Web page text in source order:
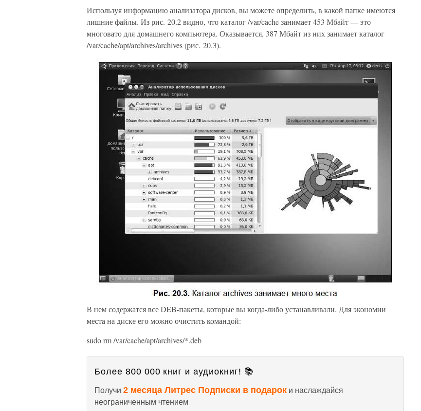
Используя информацию анализатора дисков, вы можете определить, в какой папке имеются
лишние файлы. Из рис. 20.2 видно, что каталог /var/cache занимает 453 Мбайт — это
многовато для домашнего компьютера. Оказывается, 387 Мбайт из них занимает каталог
/var/cache/apt/archives/archives (рис. 20.3).
В нем содержатся все DEB-пакеты, которые вы когда-либо устанавливали. Для экономии
места на диске его можно очистить командой:
sudo rm /var/cache/apt/archives/*.deb
Более 800 000 книг и аудиокниг! 📚
Получи 2 месяца Литрес Подписки в подарок и наслаждайся
неограниченным чтением